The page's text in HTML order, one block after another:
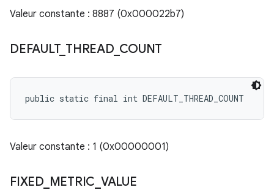
Valeur constante : 8887 (0x000022b7)
DEFAULT_ THREAD_ COUNT
public static final int DEFAULT_THREAD_COUNT
Valeur constante : 1 (0x00000001)
FIXED_ METRIC VALUE